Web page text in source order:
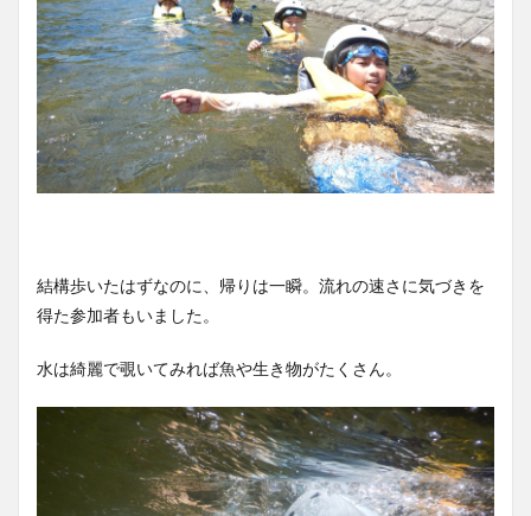
結構歩いたはずなのに、帰りは一瞬。流れの速さに気づきを
得た参加者もいました。
水は綺麗で覗いてみれば魚や生き物がたくさん。